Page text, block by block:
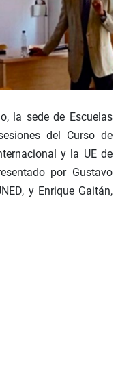
la sede de Escuelas
del Curso de
y la UE de
por Gustavo
y Enrique Gaitán,